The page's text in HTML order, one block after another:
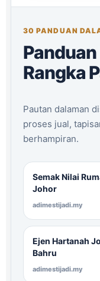
30 PANDUAN
Rangka
Pautan dalaman
proses jual,
berhampiran.
Semak Nilai
Johor
adimestijadi.my
Ejen Hartanah
Bahru
adimestijadi.my